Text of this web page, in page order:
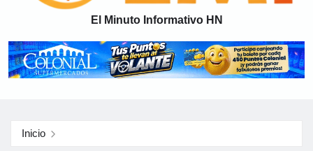
El Minuto Informativo HN
Inicio